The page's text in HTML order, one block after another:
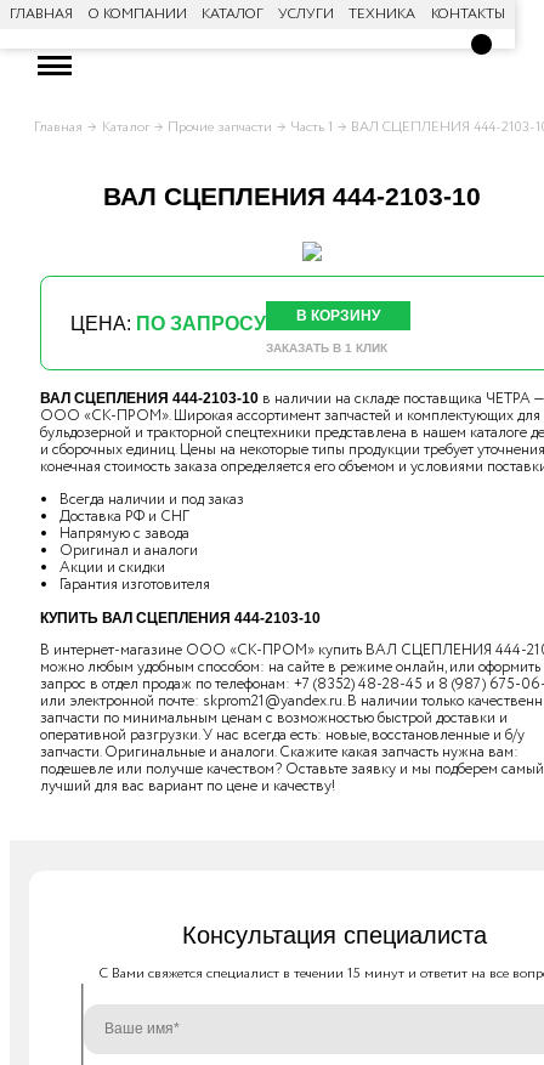
ГЛАВНАЯ О КОМПАНИИ КАТАЛОГ УСЛУГИ ТЕХНИКА КОНТАКТЫ
Главная Каталог Прочие запчасти Часть 1 ВАЛ СЦЕПЛЕНИЯ 444-2103-
ВАЛ СЦЕПЛЕНИЯ 444-2103-10
ЦЕНА: ПО ЗАПРОСУ В КОРЗИНУ
ЗАКАЗАТЬ В 1 КЛИК
ВАЛ СЦЕПЛЕНИЯ 444-2103-10в наличии на складе поставщика ЧЕТРА —
ООО «СК-ПРОМ». Широкая ассортимент запчастей и комплектующих для
бульдозерной и тракторной спецтехники представлена в нашем каталоге
и сборочных единиц. Цены на некоторые типы продукции требует
конечная стоимость заказа определяется его объемом и условиями
Всегда наличии и под заказ
Доставка РФ и СНГ
Напрямую с завода
Оригинал и аналоги
Акции и скидки
Гарантия изготовителя
КУПИТЬ ВАЛ СЦЕПЛЕНИЯ 444-2103-10
В интернет-магазине ООО «СК-ПРОМ» купить ВАЛ СЦЕПЛЕНИЯ 444-
можно любым удобным способом: на сайте в режиме онлайн, или оформить
запрос в отдел продаж по телефонам: +7 (8352) 48-28-45 и 8 (987) 675-
или электронной почте: skprom21@yandex.ru. В наличии только
запчасти по минимальным ценам с возможностью быстрой доставки и
оперативной разгрузки. У нас всегда есть: новые, восстановленные и б/у
запчасти. Оригинальные и аналоги. Скажите какая запчасть нужна вам:
подешевле или получше качеством? Оставьте заявку и мы подберем самый
лучший для вас вариант по цене и качеству!
Консультация специалиста
C Вами свяжется специалист в течении 15 минут и ответит на все